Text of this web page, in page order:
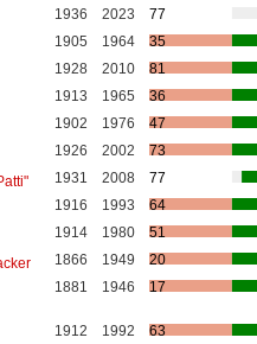
1936 2023
77
1905 1964
35
1928 2010
81
1913 1965
36
1902 1976
47
1926 2002
73
1931 2008
77
1916 1993
64
1914 1980
51
1866 1949
20
1881 1946 17
1912 1992
63